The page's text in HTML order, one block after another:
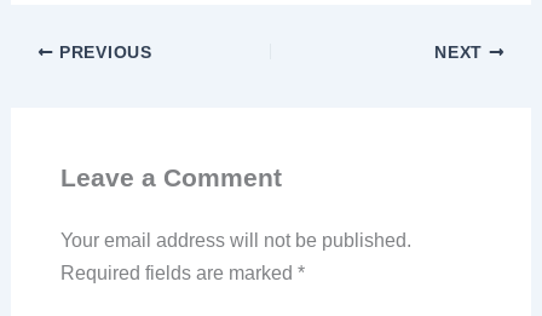
PREVIOUS NEXT
Leave a Comment
Your email address will not be published.
Required fields are marked *